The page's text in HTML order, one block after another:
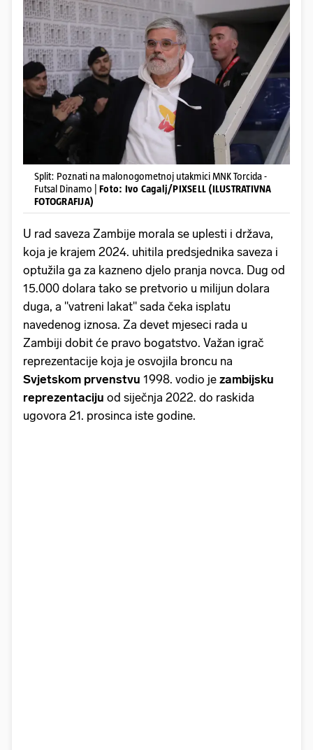
Split: Poznati na malonogometnoj utakmici MNK Torcida -
Futsal Dinamo | Foto: Ivo Cagalj/PIXSELL (ILUSTRATIVNA
FOTOGRAFIJA)
U rad saveza Zambije morala se uplesti i država,
koja je krajem 2024. uhitila predsjednika saveza i
optužila ga za kazneno djelo pranja novca. Dug od
15.000 dolara tako se pretvorio u milijun dolara
duga, a "vatreni lakat" sada čeka isplatu
navedenog iznosa. Za devet mjeseci rada u
Zambiji dobit će pravo bogatstvo. Važan igrač
reprezentacije koja je osvojila broncu na
Svjetskom prvenstvu 1998. vodio je zambijsku
reprezentaciju od siječnja 2022. do raskida
ugovora 21. prosinca iste godine.